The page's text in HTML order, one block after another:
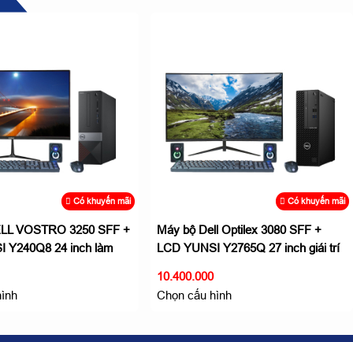
Có khuyến mãi
VOSTRO 3250 SFF +
Y240Q8 24 inch làm
Có khuyến mãi
Máy bộ Dell Optilex 3080 SFF +
LCD YUNSI Y2765Q 27 inch giái trí
10.400.000
Chọn cấu hình